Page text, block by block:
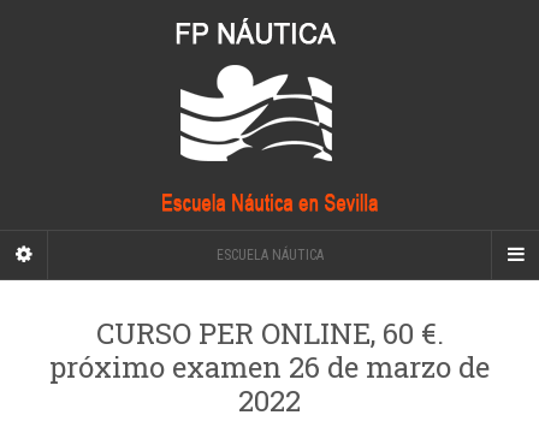
ESCUELA NÁUTICA
CURSO PER ONLINE, 60 €.
próximo examen 26 de marzo de
2022